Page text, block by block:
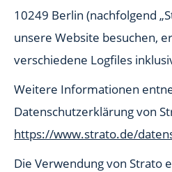
10249 Berlin (nachfolgend
unsere Website besuchen,
verschiedene Logfiles
Weitere Informationen
Datenschutzerklärung von
https://www.strato.de/
Die Verwendung von Strato